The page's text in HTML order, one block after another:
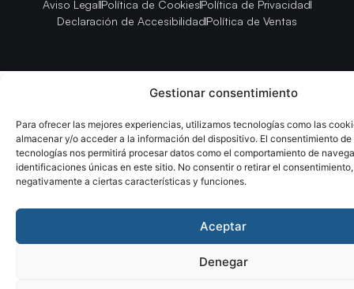
Gestionar consentimiento
Para ofrecer las mejores experiencias, utilizamos tecnologías como las
almacenar y/o acceder a la información del dispositivo. El consentimiento de
tecnologías nos permitirá procesar datos como el comportamiento de
identificaciones únicas en este sitio. No consentir o retirar el
negativamente a ciertas características y funciones.
Aceptar
Denegar
Aviso LegalPolítica de CookiesPolítica de Privacidad
Declaración de AccesibilidadPolítica de Ventas